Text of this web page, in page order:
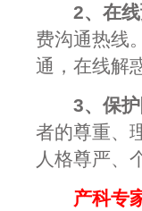
2、在线
费沟通热线
通，在线解
3、保护
者的尊重、
人格尊严、
产科专家